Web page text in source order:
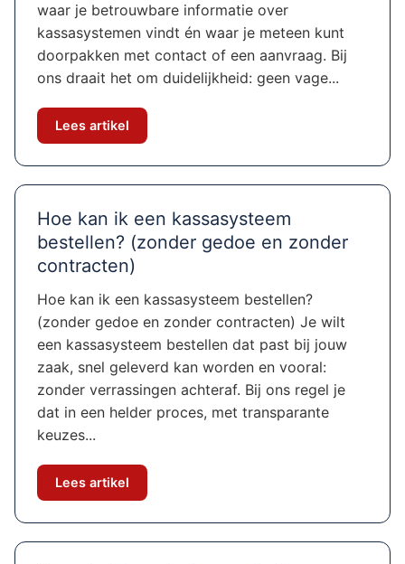
waar je betrouwbare informatie over
kassasystemen vindt én waar je meteen kunt
doorpakken met contact of een aanvraag. Bij
ons draait het om duidelijkheid: geen vage...
Lees artikel
Hoe kan ik een kassasysteem
bestellen? (zonder gedoe en zonder
contracten)
Hoe kan ik een kassasysteem bestellen?
(zonder gedoe en zonder contracten) Je wilt
een kassasysteem bestellen dat past bij jouw
zaak, snel geleverd kan worden en vooral:
zonder verrassingen achteraf. Bij ons regel je
dat in een helder proces, met transparante
keuzes...
Lees artikel